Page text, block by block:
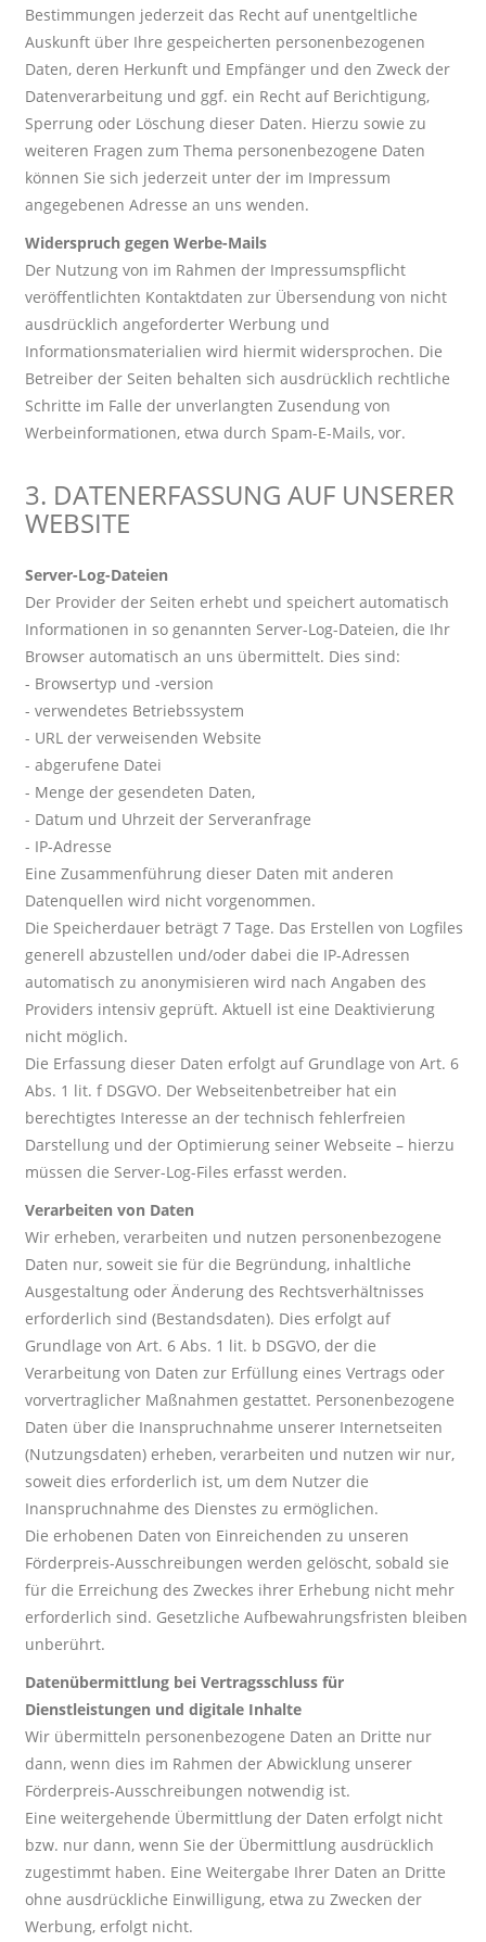
Bestimmungen jederzeit das Recht auf unentgeltliche
Auskunft über Ihre gespeicherten personenbezogenen
Daten, deren Herkunft und Empfänger und den Zweck der
Datenverarbeitung und ggf. ein Recht auf Berichtigung,
Sperrung oder Löschung dieser Daten. Hierzu sowie zu
weiteren Fragen zum Thema personenbezogene Daten
können Sie sich jederzeit unter der im Impressum
angegebenen Adresse an uns wenden.
Widerspruch gegen Werbe-Mails
Der Nutzung von im Rahmen der Impressumspflicht
veröffentlichten Kontaktdaten zur Übersendung von nicht
ausdrücklich angeforderter Werbung und
Informationsmaterialien wird hiermit widersprochen. Die
Betreiber der Seiten behalten sich ausdrücklich rechtliche
Schritte im Falle der unverlangten Zusendung von
Werbeinformationen, etwa durch Spam-E-Mails, vor.
3. DATENERFASSUNG AUF UNSERER
WEBSITE
Server-Log-Dateien
Der Provider der Seiten erhebt und speichert automatisch
Informationen in so genannten Server-Log-Dateien, die Ihr
Browser automatisch an uns übermittelt. Dies sind:
- Browsertyp und -version
- verwendetes Betriebssystem
- URL der verweisenden Website
- abgerufene Datei
- Menge der gesendeten Daten,
- Datum und Uhrzeit der Serveranfrage
- IP-Adresse
Eine Zusammenführung dieser Daten mit anderen
Datenquellen wird nicht vorgenommen.
Die Speicherdauer beträgt 7 Tage. Das Erstellen von Logfiles
generell abzustellen und/oder dabei die IP-Adressen
automatisch zu anonymisieren wird nach Angaben des
Providers intensiv geprüft. Aktuell ist eine Deaktivierung
nicht möglich.
Die Erfassung dieser Daten erfolgt auf Grundlage von Art. 6
Abs. 1 lit. f DSGVO. Der Webseitenbetreiber hat ein
berechtigtes Interesse an der technisch fehlerfreien
Darstellung und der Optimierung seiner Webseite – hierzu
müssen die Server-Log-Files erfasst werden.
Verarbeiten von Daten
Wir erheben, verarbeiten und nutzen personenbezogene
Daten nur, soweit sie für die Begründung, inhaltliche
Ausgestaltung oder Änderung des Rechtsverhältnisses
erforderlich sind (Bestandsdaten). Dies erfolgt auf
Grundlage von Art. 6 Abs. 1 lit. b DSGVO, der die
Verarbeitung von Daten zur Erfüllung eines Vertrags oder
vorvertraglicher Maßnahmen gestattet. Personenbezogene
Daten über die Inanspruchnahme unserer Internetseiten
(Nutzungsdaten) erheben, verarbeiten und nutzen wir nur,
soweit dies erforderlich ist, um dem Nutzer die
Inanspruchnahme des Dienstes zu ermöglichen.
Die erhobenen Daten von Einreichenden zu unseren
Förderpreis-Ausschreibungen werden gelöscht, sobald sie
für die Erreichung des Zweckes ihrer Erhebung nicht mehr
erforderlich sind. Gesetzliche Aufbewahrungsfristen bleiben
unberührt.
Datenübermittlung bei Vertragsschluss für
Dienstleistungen und digitale Inhalte
Wir übermitteln personenbezogene Daten an Dritte nur
dann, wenn dies im Rahmen der Abwicklung unserer
Förderpreis-Ausschreibungen notwendig ist.
Eine weitergehende Übermittlung der Daten erfolgt nicht
bzw. nur dann, wenn Sie der Übermittlung ausdrücklich
zugestimmt haben. Eine Weitergabe Ihrer Daten an Dritte
ohne ausdrückliche Einwilligung, etwa zu Zwecken der
Werbung, erfolgt nicht.